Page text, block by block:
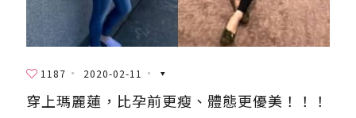
1187 2020-02-11
穿上瑪麗蓮，比孕前更瘦、體態更優美！！！